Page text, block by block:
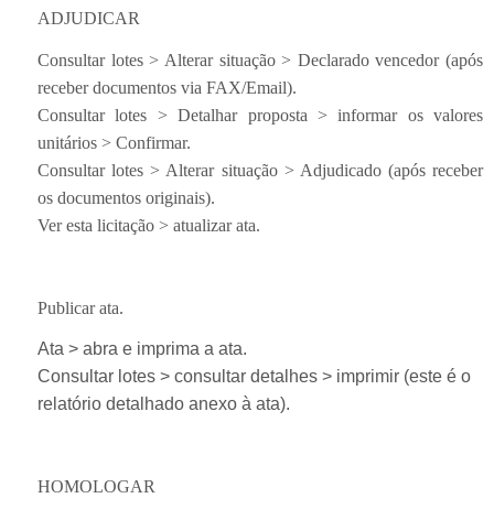
ADJUDICAR
Consultar lotes > Alterar situação > Declarado vencedor (após
receber documentos via FAX/Email).
Consultar lotes > Detalhar proposta > informar os valores
unitários > Confirmar.
Consultar lotes > Alterar situação > Adjudicado (após receber
os documentos originais).
Ver esta licitação > atualizar ata.
Publicar ata.
Ata > abra e imprima a ata.
Consultar lotes > consultar detalhes > imprimir (este é o
relatório detalhado anexo à ata).
HOMOLOGAR